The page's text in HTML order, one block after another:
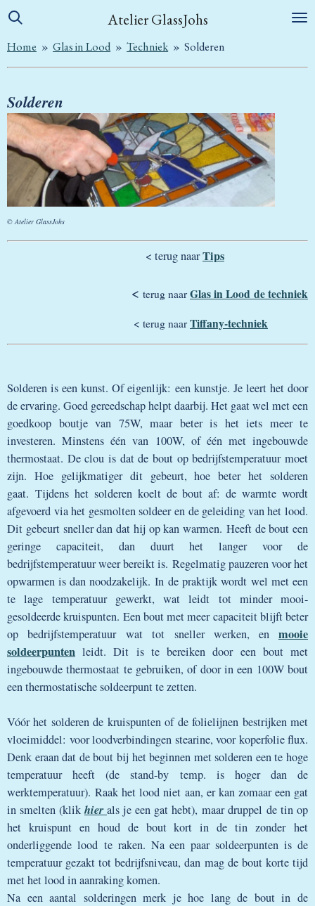
Ga
naar
de
Atelier GlassJohs
Home » Glas in Lood » Techniek » Solderen
Solderen
© Atelier GlassJohs
< terug naarTips
< terug naar Glas in Lood de techniek
< terug naar Tiffany-techniek
Solderen is een kunst. Of eigenlijk: een kunstje. Je leert het door
de ervaring. Goed gereedschap helpt daarbij. Het gaat wel met een
goedkoop boutje van 75W, maar beter is het iets meer te
investeren. Minstens één van 100W, of één met ingebouwde
thermostaat. De clou is dat de bout op bedrijfstemperatuur moet
zijn. Hoe gelijkmatiger dit gebeurt, hoe beter het solderen
gaat. Tijdens het solderen koelt de bout af: de warmte wordt
afgevoerd via het gesmolten soldeer en de geleiding van het lood.
Dit gebeurt sneller dan dat hij op kan warmen. Heeft de bout een
geringe capaciteit, dan duurt het langer voor de
bedrijfstemperatuur weer bereikt is. Regelmatig pauzeren voor het
opwarmen is dan noodzakelijk. In de praktijk wordt wel met een
te lage temperatuur gewerkt, wat leidt tot minder mooi-
gesoldeerde kruispunten. Een bout met meer capaciteit blijft beter
op bedrijfstemperatuur wat tot sneller werken, en mooie
soldeerpunten leidt. Dit is te bereiken door een bout met
ingebouwde thermostaat te gebruiken, of door in een 100W bout
een thermostatische soldeerpunt te zetten.
Vóór het solderen de kruispunten of de folielijnen bestrijken met
vloeimiddel: voor loodverbindingen stearine, voor koperfolie flux.
Denk eraan dat de bout bij het beginnen met solderen een te hoge
temperatuur heeft (de stand-by temp. is hoger dan de
werktemperatuur). Raak het lood niet aan, er kan zomaar een gat
in smelten (klik hierals je een gat hebt), maar druppel de tin op
het kruispunt en houd de bout kort in de tin zonder het
onderliggende lood te raken. Na een paar soldeerpunten is de
temperatuur gezakt tot bedrijfsniveau, dan mag de bout korte tijd
met het lood in aanraking komen.
Na een aantal solderingen merk je hoe lang de bout in de